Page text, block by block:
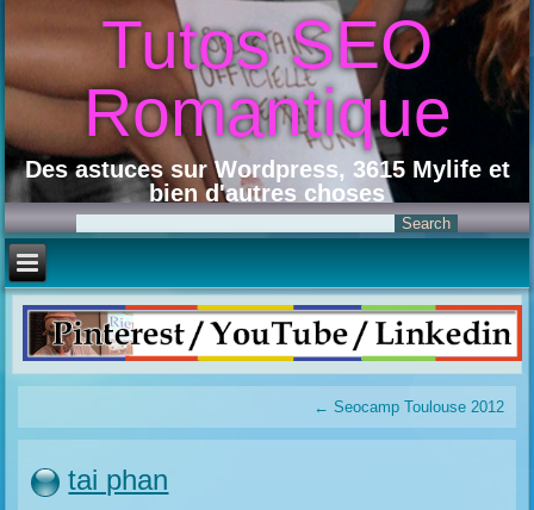
Tutos SEO
Romantique
Des astuces sur Wordpress, 3615 Mylife et
bien d'autres choses
← Seocamp Toulouse 2012
tai phan